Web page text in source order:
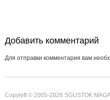
Добавить комментарий
Для отправки комментария вам
Copyleft © 2005-2026 SGUSTOK